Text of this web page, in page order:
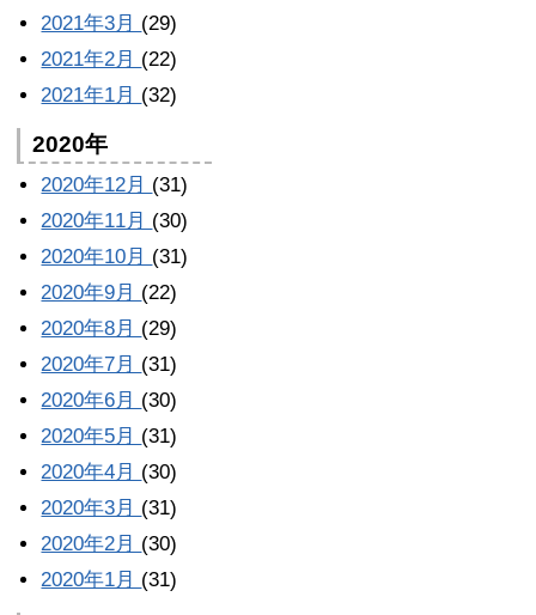
2021年3月 (29)
2021年2月 (22)
2021年1月 (32)
2020年
2020年12月 (31)
2020年11月 (30)
2020年10月 (31)
2020年9月 (22)
2020年8月 (29)
2020年7月 (31)
2020年6月 (30)
2020年5月 (31)
2020年4月 (30)
2020年3月 (31)
2020年2月 (30)
2020年1月 (31)